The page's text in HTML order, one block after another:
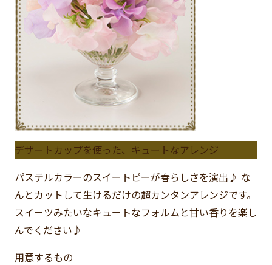
デザートカップを使った、キュートなアレンジ
パステルカラーのスイートピーが春らしさを演出♪ な
んとカットして生けるだけの超カンタンアレンジです。
スイーツみたいなキュートなフォルムと甘い香りを楽し
んでください♪
用意するもの